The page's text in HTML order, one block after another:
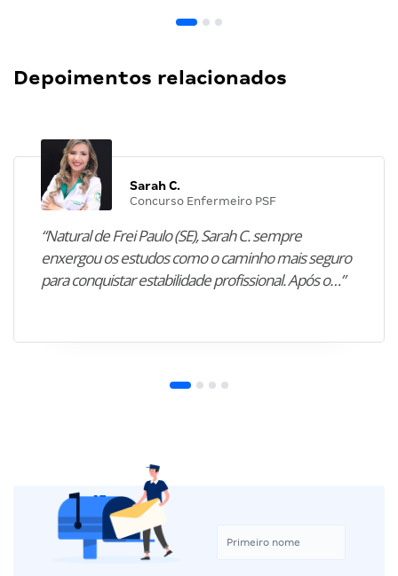
Depoimentos relacionados
Sarah C.
Concurso Enfermeiro PSF
“Natural de Frei Paulo (SE), Sarah C. sempre
enxergou os estudos como o caminho mais seguro
para conquistar estabilidade profissional. Após o…”